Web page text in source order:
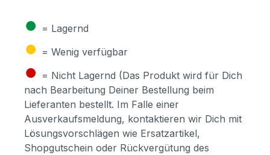
● = Lagernd
● = Wenig verfügbar
● = Nicht Lagernd (Das Produkt wird für Dich
nach Bearbeitung Deiner Bestellung beim
Lieferanten bestellt. Im Falle einer
Ausverkaufsmeldung, kontaktieren wir Dich mit
Lösungsvorschlägen wie Ersatzartikel,
Shopgutschein oder Rückvergütung des